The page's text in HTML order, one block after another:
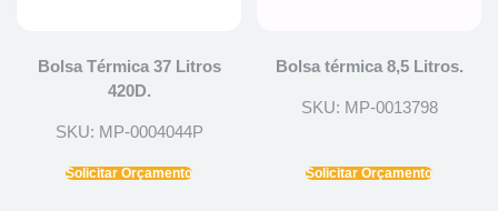
Bolsa Térmica 37 Litros
420D.
SKU: MP-0004044P
Solicitar Orçamento
Bolsa térmica 8,5 Litros.
SKU: MP-0013798
Solicitar Orçamento